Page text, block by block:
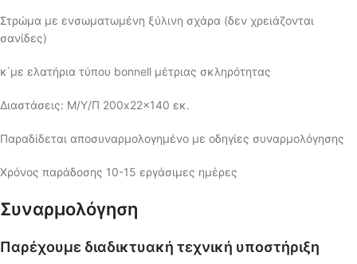
Στρώμα με ενσωματωμένη ξύλινη σχάρα (δεν χρειάζονται
σανίδες)
κ΄με ελατήρια τύπου bonnell μέτριας σκληρότητας
Διαστάσεις: Μ/Υ/Π 200x22x140 εκ.
Παραδίδεται αποσυναρμολογημένο με οδηγίες συναρμολόγησης
Χρόνος παράδοσης 10-15 εργάσιμες ημέρες
Συναρμολόγηση
Παρέχουμε διαδικτυακή τεχνική υποστήριξη